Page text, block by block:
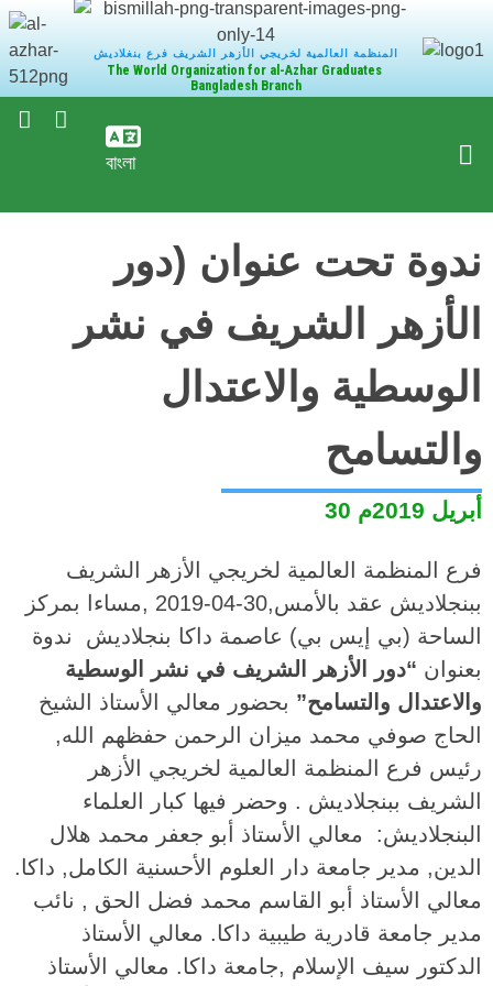
المنظمة العالمية لخريجي الأزهر الشريف فرع بنغلاديش
The World Organization for al-Azhar Graduates
Bangladesh Branch
বাংলা
ندوة تحت عنوان (دور
الأزهر الشريف في نشر
الوسطية والاعتدال
والتسامح
30 أبريل 2019م
ببنجلاديش عقد بالأمس,30-04-2019 ,مساءا بمركز
الساحة (بي إيس بي) عاصمة داكا بنجلاديش ندوة
بعنوان “دور الأزهر الشريف في نشر الوسطية
والاعتدال والتسامح” بحضور معالي الأستاذ الشيخ
الحاج صوفي محمد ميزان الرحمن حفظهم الله,
رئيس فرع المنظمة العالمية لخريجي الأزهر
الشريف ببنجلاديش . وحضر فيها كبار العلماء
البنجلاديش: معالي الأستاذ أبو جعفر محمد هلال
الدين, مدير جامعة دار العلوم الأحسنية الكامل, داكا.
معالي الأستاذ أبو القاسم محمد فضل الحق , نائب
مدير جامعة قادرية طيبية داكا. معالي الأستاذ
الدكتور سيف الإسلام ,جامعة داكا. معالي الأستاذ